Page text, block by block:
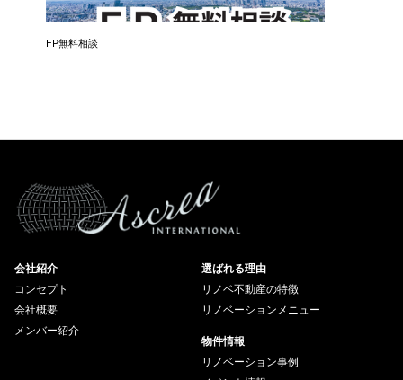
FP無料相談
会社紹介
コンセプト
会社概要
メンバー紹介
選ばれる理由
リノベ不動産の特徴
リノベーションメニュー
物件情報
リノベーション事例